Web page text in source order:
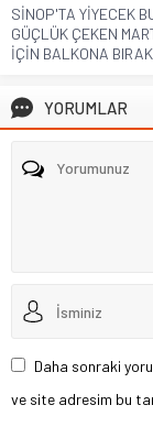
SİNOP'TA YİYECEK
GÜÇLÜK ÇEKEN
İÇİN BALKONA
YORUMLAR
Daha sonraki
ve site adresim bu